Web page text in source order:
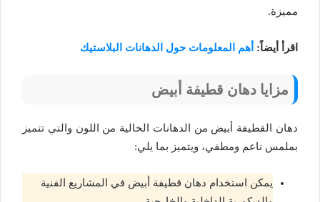
مميزة.
اقرأ أيضاً: أهم المعلومات حول الدهانات البلاستيك
مزايا دهان قطيفة أبيض
دهان القطيفة أبيض من الدهانات الخالية من اللون والتي تتميز
بملمس ناعم ومطفي، ويتميز بما يلي:
يمكن استخدام دهان قطيفة أبيض في المشاريع الفنية